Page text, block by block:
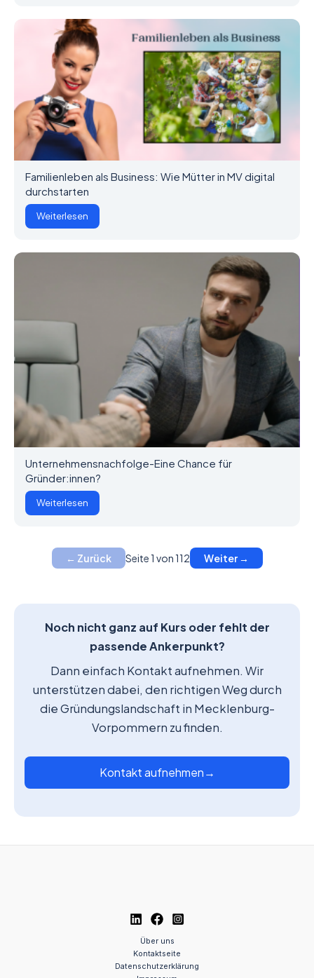
Familienleben als Business: Wie Mütter in MV digital
durchstarten
Weiterlesen
Unternehmensnachfolge-Eine Chance für
Gründer:innen?
Weiterlesen
← Zurück Seite 1 von 112 Weiter →
Noch nicht ganz auf Kurs oder fehlt der
passende Ankerpunkt?
Dann einfach Kontakt aufnehmen. Wir
unterstützen dabei, den richtigen Weg durch
die Gründungslandschaft in Mecklenburg-
Vorpommern zu finden.
Kontakt aufnehmen→
Über uns
Kontaktseite
Datenschutzerklärung